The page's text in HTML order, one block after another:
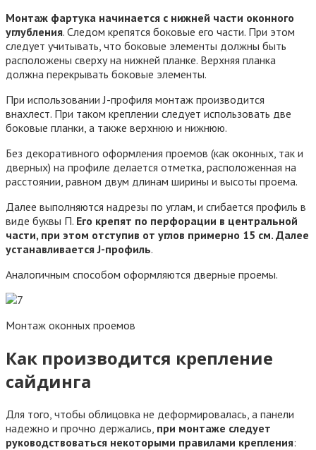
Монтаж фартука начинается с нижней части оконного
углубления. Следом крепятся боковые его части. При этом
следует учитывать, что боковые элементы должны быть
расположены сверху на нижней планке. Верхняя планка
должна перекрывать боковые элементы.
При использовании J-профиля монтаж производится
внахлест. При таком креплении следует использовать две
боковые планки, а также верхнюю и нижнюю.
Без декоративного оформления проемов (как оконных, так и
дверных) на профиле делается отметка, расположенная на
расстоянии, равном двум длинам ширины и высоты проема.
Далее выполняются надрезы по углам, и сгибается профиль в
виде буквы П. Его крепят по перфорации в центральной
части, при этом отступив от углов примерно 15 см. Далее
устанавливается J-профиль.
Аналогичным способом оформляются дверные проемы.
Монтаж оконных проемов
Как производится крепление
сайдинга
Для того, чтобы облицовка не деформировалась, а панели
надежно и прочно держались, при монтаже следует
руководствоваться некоторыми правилами крепления: